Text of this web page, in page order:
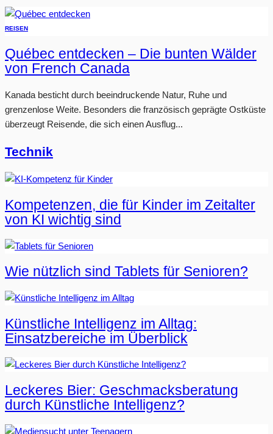
REISEN
Québec entdecken – Die bunten Wälder
von French Canada
Kanada besticht durch beeindruckende Natur, Ruhe und
grenzenlose Weite. Besonders die französisch geprägte Ostküste
überzeugt Reisende, die sich einen Ausflug...
Technik
Kompetenzen, die für Kinder im Zeitalter
von KI wichtig sind
Wie nützlich sind Tablets für Senioren?
Künstliche Intelligenz im Alltag:
Einsatzbereiche im Überblick
Leckeres Bier: Geschmacksberatung
durch Künstliche Intelligenz?